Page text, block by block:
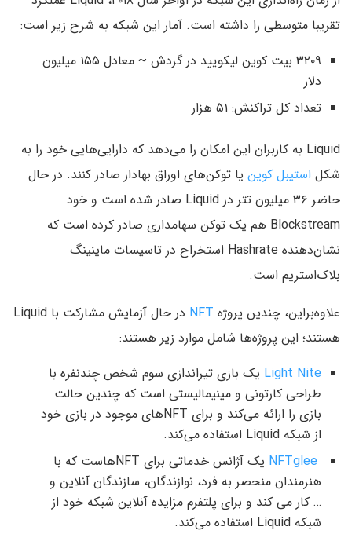
تقریبا متوسطی را داشته است. آمار این شبکه به شرح زیر است:
۳۲۰۹ بیت کوین لیکویید در گردش ~ معادل ۱۵۵ میلیون
دلار
تعداد کل تراکنش: ۵۱ هزار
Liquid به کاربران این امکان را می‌دهد که دارایی‌هایی خود را به
شکل استیبل کوین یا توکن‌های اوراق بهادار صادر کنند. در حال
حاضر ۳۶ میلیون تتر در Liquid صادر شده است و خود
Blockstream هم یک توکن سهامداری صادر کرده است که
نشان‌‌دهنده Hashrate استخراج در تاسیسات ماینینگ
بلاک‌استریم است.
علاوه‌براین، چندین پروژه NFT
در حال آزمایش مشارکت با Liquid
هستند؛ این پروژه‌ها شامل موارد زیر هستند:
Light Nite یک بازی تیراندازی سوم شخص چندنفره با
طراحی کارتونی و مینیمالیستی است که چندین حالت
بازی را ارائه می‌کند و برای NFTهای موجود در بازی خود
از شبکه Liquid استفاده می‌کند.
NFTglee
یک آژانس خدماتی برای NFTهاست که با
هنرمندان منحصر به فرد، نوازندگان، سازندگان آنلاین و
… کار می کند و برای پلتفرم مزایده آنلاین شبکه خود از
شبکه Liquid استفاده می‌کند.